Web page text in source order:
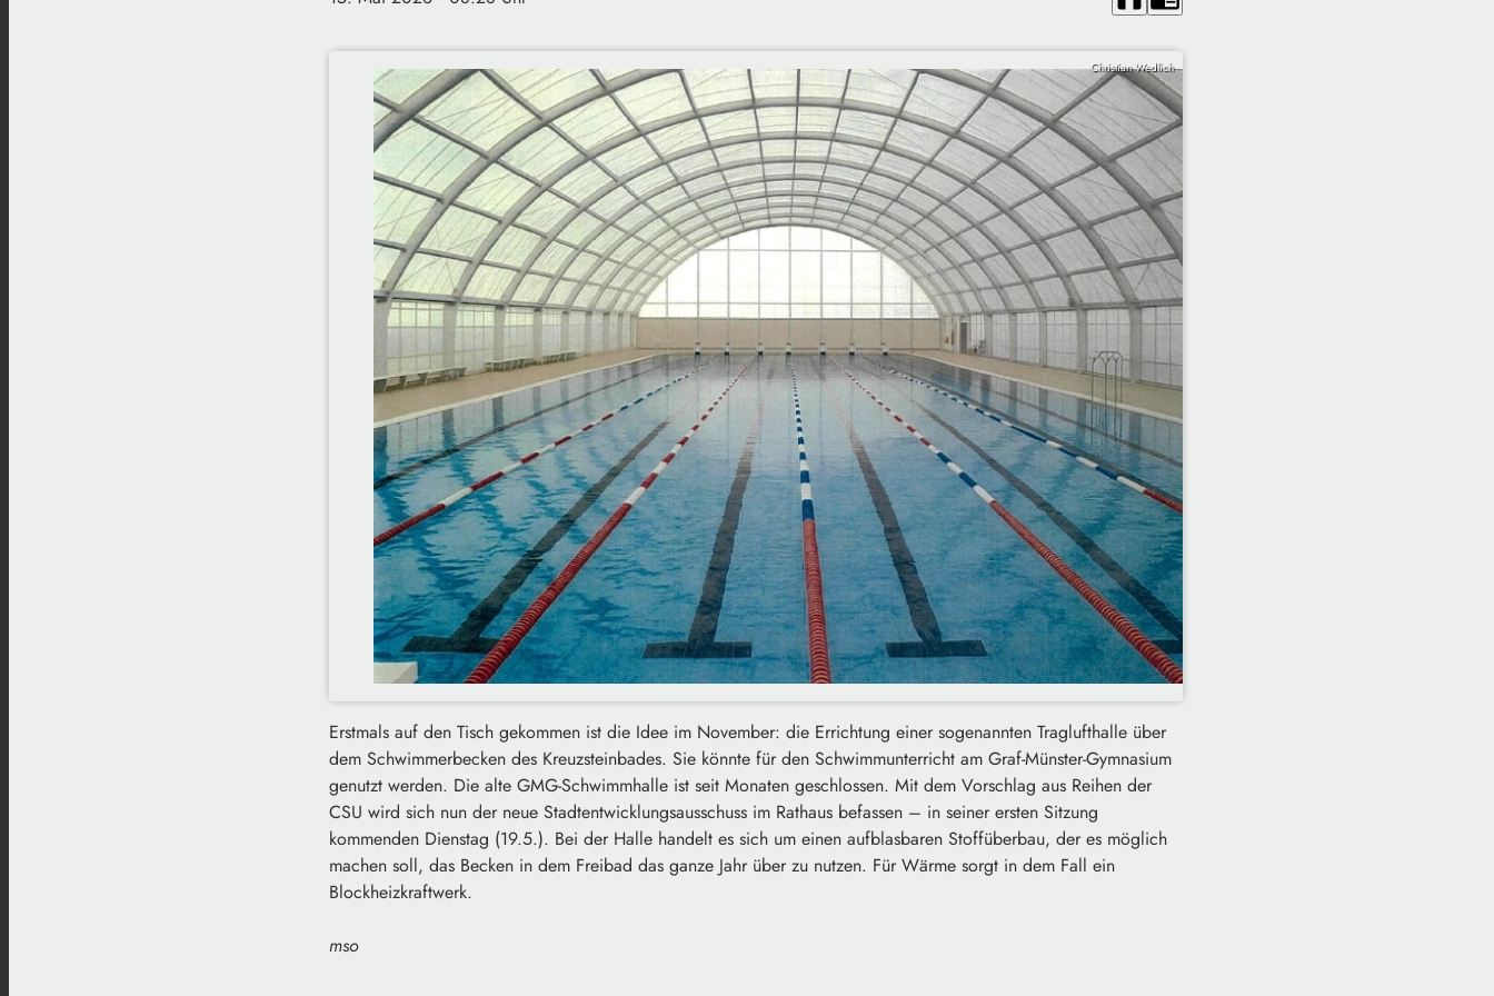
Christian Wedlich
Erstmals auf den Tisch gekommen ist die Idee im November: die Errichtung einer sogenannten Traglufthalle über
dem Schwimmerbecken des Kreuzsteinbades. Sie könnte für den Schwimmunterricht am Graf-Münster-Gymnasium
genutzt werden. Die alte GMG-Schwimmhalle ist seit Monaten geschlossen. Mit dem Vorschlag aus Reihen der
CSU wird sich nun der neue Stadtentwicklungsausschuss im Rathaus befassen – in seiner ersten Sitzung
kommenden Dienstag (19.5.). Bei der Halle handelt es sich um einen aufblasbaren Stoffüberbau, der es möglich
machen soll, das Becken in dem Freibad das ganze Jahr über zu nutzen. Für Wärme sorgt in dem Fall ein
Blockheizkraftwerk.
mso